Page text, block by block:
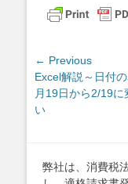
投
稿
ナ
ビ
シ
← Previous
Previous
post:
Excel解説～日付
月19日から2/19に
い
弊社は、消費税